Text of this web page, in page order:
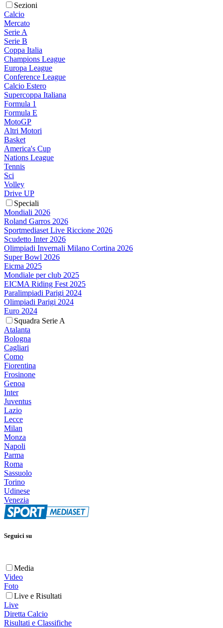
Sezioni
Calcio
Mercato
Serie A
Serie B
Coppa Italia
Champions League
Europa League
Conference League
Calcio Estero
Supercoppa Italiana
Formula 1
Formula E
MotoGP
Altri Motori
Basket
America's Cup
Nations League
Tennis
Sci
Volley
Drive UP
Speciali
Mondiali 2026
Roland Garros 2026
Sportmediaset Live Riccione 2026
Scudetto Inter 2026
Olimpiadi Invernali Milano Cortina 2026
Super Bowl 2026
Eicma 2025
Mondiale per club 2025
EICMA Riding Fest 2025
Paralimpiadi Parigi 2024
Olimpiadi Parigi 2024
Euro 2024
Squadra Serie A
Atalanta
Bologna
Cagliari
Como
Fiorentina
Frosinone
Genoa
Inter
Juventus
Lazio
Lecce
Milan
Monza
Napoli
Parma
Roma
Sassuolo
Torino
Udinese
Venezia
Seguici su
Media
Video
Foto
Live e Risultati
Live
Diretta Calcio
Risultati e Classifiche